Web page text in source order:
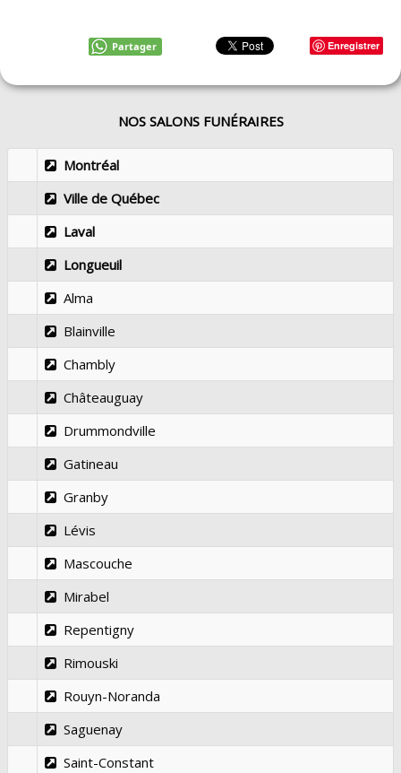
Enregistrer
Partager
NOS SALONS FUNÉRAIRES
Montréal
Ville de Québec
Laval
Longueuil
Alma
Blainville
Chambly
Châteauguay
Drummondville
Gatineau
Granby
Lévis
Mascouche
Mirabel
Repentigny
Rimouski
Rouyn-Noranda
Saguenay
Saint-Constant